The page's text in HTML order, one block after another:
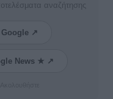
αναζήτησης
↗
News ★ ↗